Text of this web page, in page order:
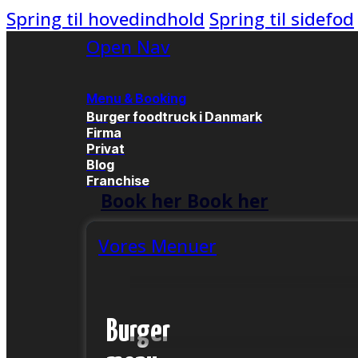
Spring til hovedindhold Spring til sidefod
Open Nav
Menu & Booking
Burger foodtruck i Danmark
Firma
Privat
Blog
Franchise
Book her Book her
Vores Menuer
Burger